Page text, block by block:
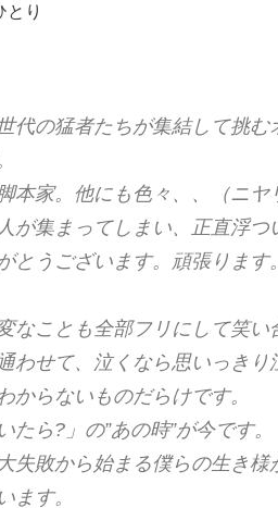
とり
代の猛者たちが集結して挑む
本家。他にも色々、、（ニヤ
が集まってしまい、正直浮
とうございます。頑張りま
なことも全部フリにして笑い
わせて、泣くなら思いっきり
からないものだらけです。
ら?」の”あの時”が今です。
失敗から始まる僕らの生き
ます。